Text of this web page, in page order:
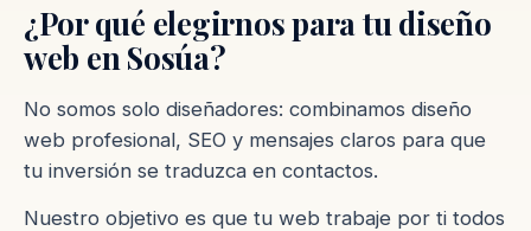
¿Por qué elegirnos para tu diseño
web en Sosúa?
No somos solo diseñadores: combinamos diseño
web profesional, SEO y mensajes claros para que
tu inversión se traduzca en contactos.
Nuestro objetivo es que tu web trabaje por ti todos